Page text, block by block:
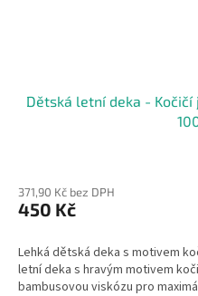
Dětská letní deka -
371,90 Kč bez DPH
450 Kč
Lehká dětská deka s motivem
letní deka s hravým motivem
bambusovou viskózu pro